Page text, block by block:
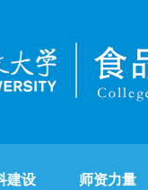
建设 师资力量